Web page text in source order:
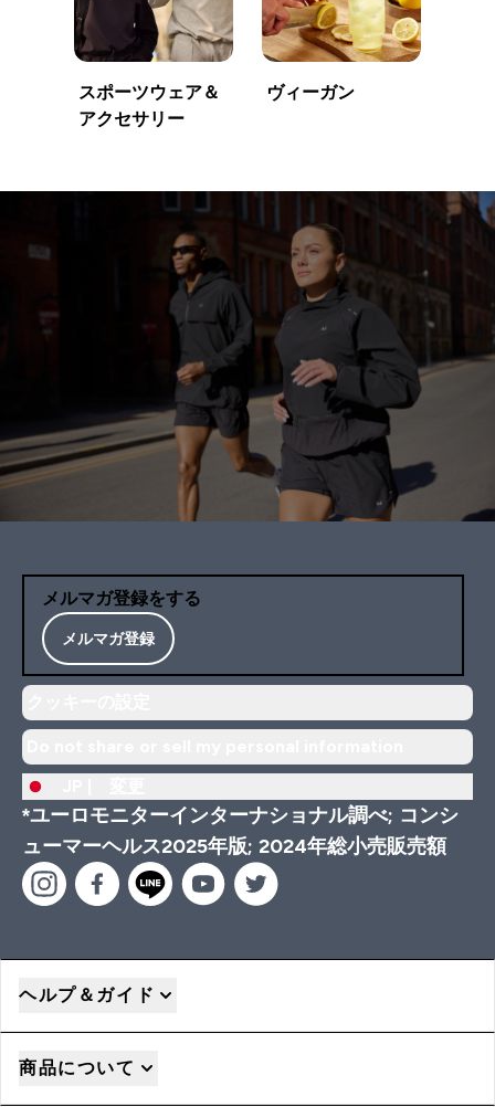
スポーツウェア＆
アクセサリー
ヴィーガン
メルマガ登録をする
メルマガ登録
*ユーロモニターインターナショナル調べ; コンシ
ューマーヘルス2025年版; 2024年総小売販売額
ヘルプ＆ガイド
商品について